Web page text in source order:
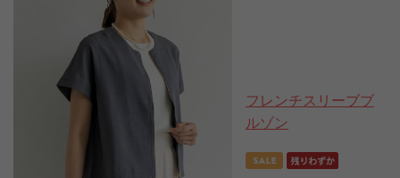
フレンチスリーブブ
ルゾン